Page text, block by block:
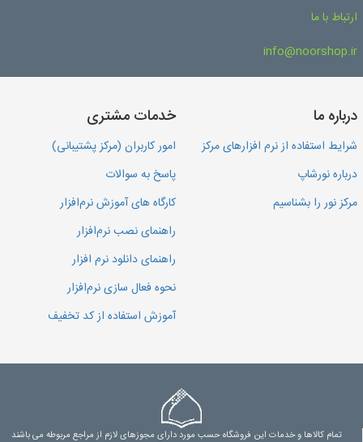
ارتباط با ما
info@noorshop.ir
درباره ما
شرایط استفاده از نرم افزارهای مرکز
درباره نورشاپ
مرکز نور را بشناسیم
خدمات مشتری
امور کاربران (مرکز پشتیبانی)
پاسخ به سوالات
کارگاه های آموزش نرم‌افزار
راهنمای نصب نرم‌افزار
راهنمای دانلود نرم افزار
نحوه فعال سازی نرم‌افزار
آموزش استفاده از کد تخفیف
تمام کالاها و خدمات این فروشگاه حسب مورد دارای مجوزهای لازم از مراجع مربوطه می باشند